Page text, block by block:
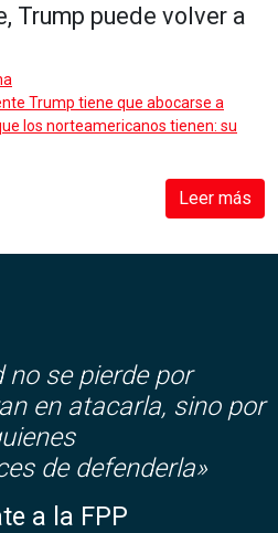
Trump puede volver a
Trump tiene que abocarse a
los norteamericanos tienen: su
Leer más
no se pierde por
en atacarla, sino por
de defenderla»
a la FPP